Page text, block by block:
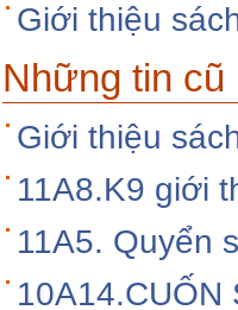
Giới thiệu
Những tin cũ
Giới thiệu
11A8.K9 giới
11A5. Quyển
10A14.CUỐN